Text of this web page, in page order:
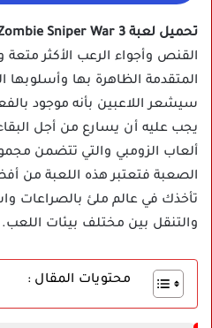
تحميل لعبة Zombie Sniper War 3 مهكرة
القنص وأجواء الرعب الأكثر
المتقدمة الظاهرة بها وأسلوبها
سيشعر اللاعبين بأنه موجود
يجب عليه أن يسارع من أجل
ألعاب الزومبي والتي تتضمن
الصعبة فتعتبر هذه اللعبة من
تأخذك في عالم ملئ بالصراعات
والتنقل بين مختلف بيئات اللعب.
محتويات المقال :